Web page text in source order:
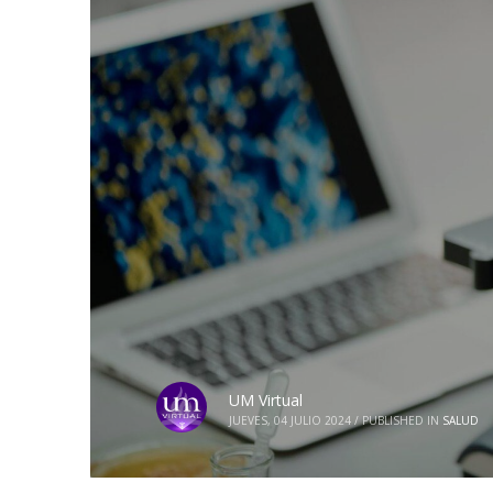
UM Virtual
JUEVES, 04 JULIO 2024 / PUBLISHED IN SALUD